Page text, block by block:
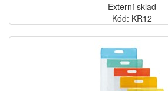
Externí sklad
Kód: KR12